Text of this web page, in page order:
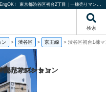
渋谷区初台1棟マンション！融資相談受付中！中国語＆EngOK！ 東京都渋谷区初台2丁目｜一棟売りマンション｜投資物件や収益物件｜株式会社リタ不動産
検索
ン > 渋谷区 > 京王線 > 渋谷区初台1棟
棟売りマンション
売りマンション
売りアパート
ンション